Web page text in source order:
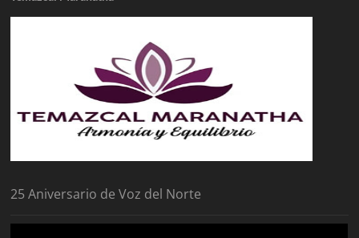
25 Aniversario de Voz del Norte